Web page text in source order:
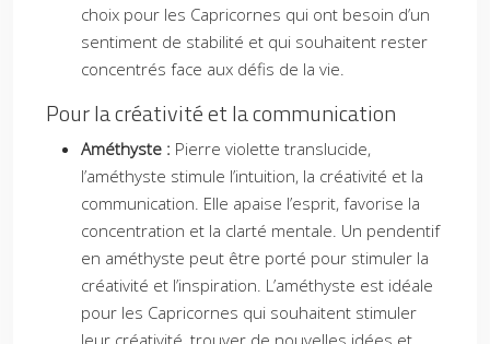
choix pour les Capricornes qui ont besoin d’un
sentiment de stabilité et qui souhaitent rester
concentrés face aux défis de la vie.
Pour la créativité et la communication
Améthyste : Pierre violette translucide,
l’améthyste stimule l’intuition, la créativité et la
communication. Elle apaise l’esprit, favorise la
concentration et la clarté mentale. Un pendentif
en améthyste peut être porté pour stimuler la
créativité et l’inspiration. L’améthyste est idéale
pour les Capricornes qui souhaitent stimuler
leur créativité, trouver de nouvelles idées et